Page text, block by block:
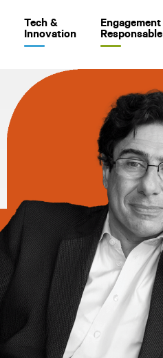
Tech &
Innovation
Engagement
Responsable